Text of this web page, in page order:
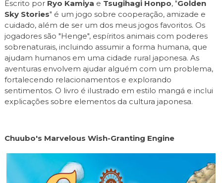
Escrito por Ryo Kamiya e Tsugihagi Honpo, "Golden
Sky Stories" é um jogo sobre cooperação, amizade e
cuidado, além de ser um dos meus jogos favoritos. Os
jogadores são "Henge", espíritos animais com poderes
sobrenaturais, incluindo assumir a forma humana, que
ajudam humanos em uma cidade rural japonesa. As
aventuras envolvem ajudar alguém com um problema,
fortalecendo relacionamentos e explorando
sentimentos. O livro é ilustrado em estilo mangá e inclui
explicações sobre elementos da cultura japonesa.
Chuubo's Marvelous Wish-Granting Engine